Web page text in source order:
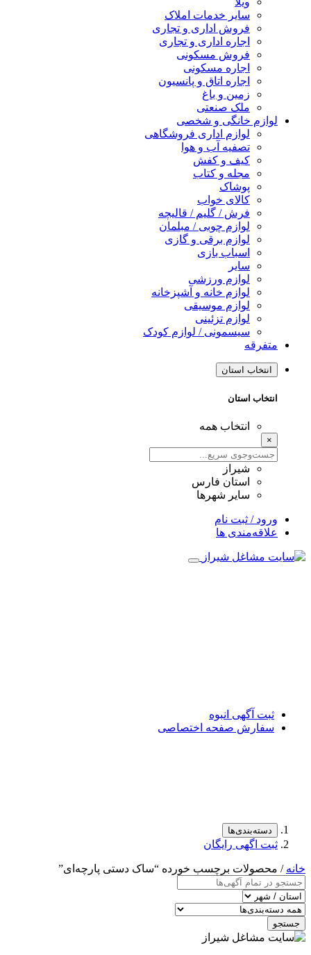
سایر خدمات املاک
فروش اداری و تجاری
اجاره اداری و تجاری
فروش مسکونی
اجاره مسکونی
اجاره اتاق و پانسیون
زمین و باغ
ملک صنعتی
لوازم خانگی و شخصی
لوازم اداری فروشگاهی
تصفیه آب و هوا
کیف و کفش
مجله و کتاب
پوشاک
کالای خواب
فرش / گلیم / قالیچه
لوازم چوبی / مبلمان
لوازم برقی و گازی
اسباب بازی
سایر
لوازم ورزشی
لوازم خانه و آشپزخانه
لوازم موسیقی
لوازم تزئینی
سیسمونی / لوازم کودک
متفرقه
انتخاب استان
انتخاب استان
انتخاب همه
×
شیراز
استان فارس
سایر شهرها
ورود / ثبت نام
علاقه‌مندی ها
ثبت آگهی انبوه
سفارش صفحه اختصاصی
دسته‌بندی‌ها
ثبت اگهی رایگان
خانه / محصولات برچسب خورده “ساک دستی پارچه‌ای”
جستجو